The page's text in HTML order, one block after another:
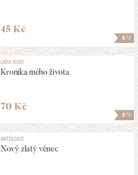
8/10
45 Kč
8/10
LADA JOSEF
Kronika mého života
70 Kč
ANTOLOGIE
Nový zlatý věnec